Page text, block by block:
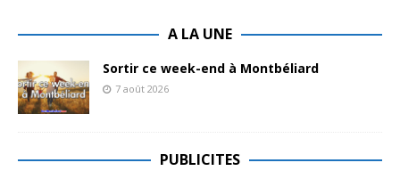
A LA UNE
Sortir ce week-end à Montbéliard
7 août 2026
PUBLICITES